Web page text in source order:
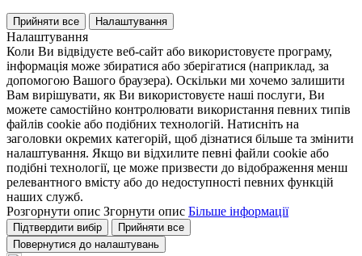
Прийняти все Налаштування
Налаштування
Коли Ви відвідуєте веб-сайт або використовуєте програму,
інформація може збиратися або зберігатися (наприклад, за
допомогою Вашого браузера). Оскільки ми хочемо залишити
Вам вирішувати, як Ви використовуєте наші послуги, Ви
можете самостійно контролювати використання певних типів
файлів cookie або подібних технологій. Натисніть на
заголовки окремих категорій, щоб дізнатися більше та змінити
налаштування. Якщо ви відхилите певні файли cookie або
подібні технології, це може призвести до відображення менш
релевантного вмісту або до недоступності певних функцій
наших служб.
Розгорнути опис Згорнути опис Більше інформації
Підтвердити вибір
Прийняти все
Повернутися до налаштувань